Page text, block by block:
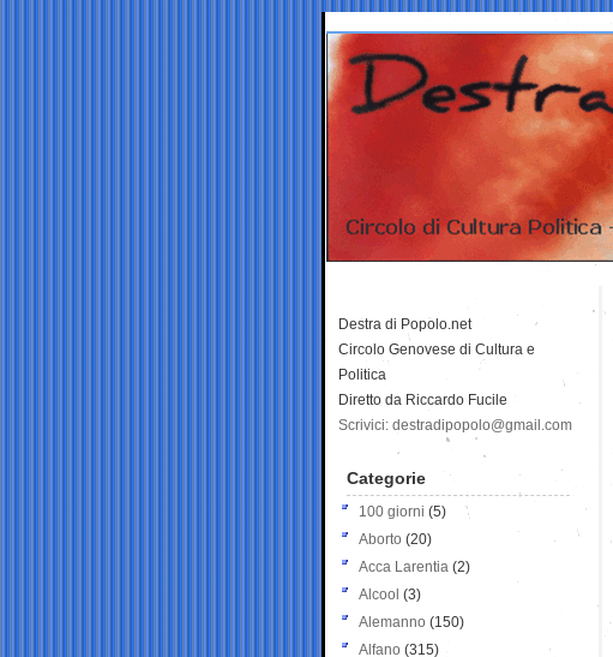
Destra di Popolo.net
Circolo Genovese di Cultura e
Politica
Diretto da Riccardo Fucile
Scrivici: destradipopolo@gmail.com
Categorie
100 giorni (5)
Aborto (20)
Acca Larentia (2)
Alcool (3)
Alemanno (150)
Alfano (315)